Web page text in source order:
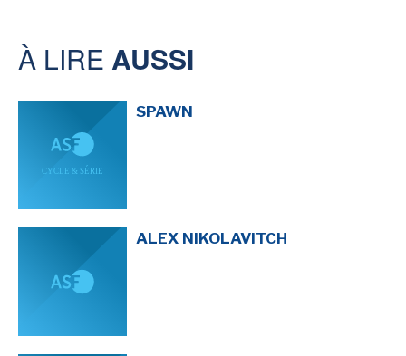
ÉVÉNEMENTS
CONVENTION
SPECTACLE
AUTEURS&ÉDITEURS
AUTEURS & ARTISTES
LES PARUTIONS/SORTIES
À LIRE AUSSI
SPAWN
ALEX NIKOLAVITCH